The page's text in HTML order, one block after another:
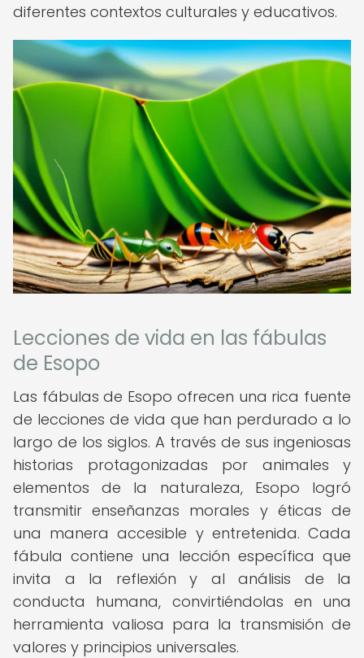
diferentes contextos culturales y educativos.
Lecciones de vida en las fábulas
de Esopo
Las fábulas de Esopo ofrecen una rica fuente
de lecciones de vida que han perdurado a lo
largo de los siglos. A través de sus ingeniosas
historias protagonizadas por animales y
elementos de la naturaleza, Esopo logró
transmitir enseñanzas morales y éticas de
una manera accesible y entretenida. Cada
fábula contiene una lección específica que
invita a la reflexión y al análisis de la
conducta humana, convirtiéndolas en una
herramienta valiosa para la transmisión de
valores y principios universales.